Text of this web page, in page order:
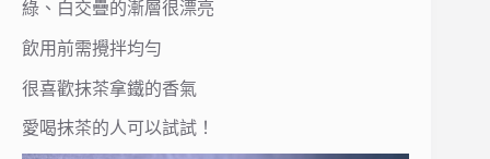
綠、白交疊的漸層很漂亮
飲用前需攪拌均勻
很喜歡抹茶拿鐵的香氣
愛喝抹茶的人可以試試！